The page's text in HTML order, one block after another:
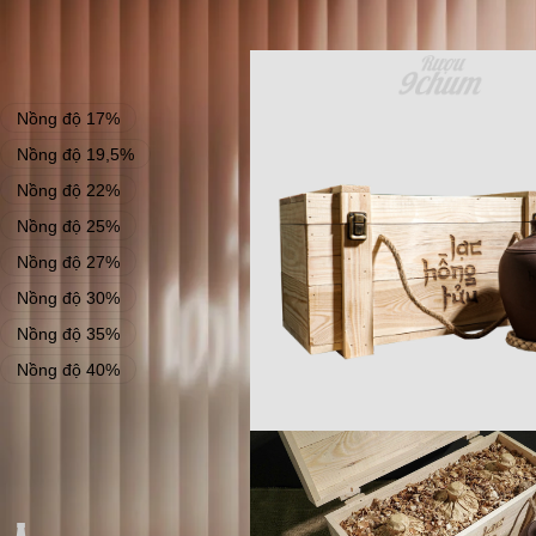
Nồng độ 17%
Nồng độ 19,5%
Nồng độ 22%
Nồng độ 25%
Nồng độ 27%
Nồng độ 30% 1
Nồng độ 35%
Nồng độ 40%